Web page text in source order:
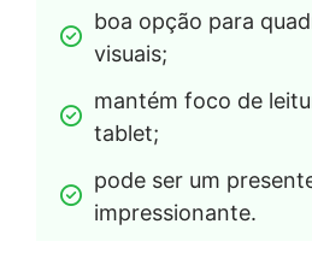
boa opção para
visuais;
mantém foco de
tablet;
pode ser um
impressionante.